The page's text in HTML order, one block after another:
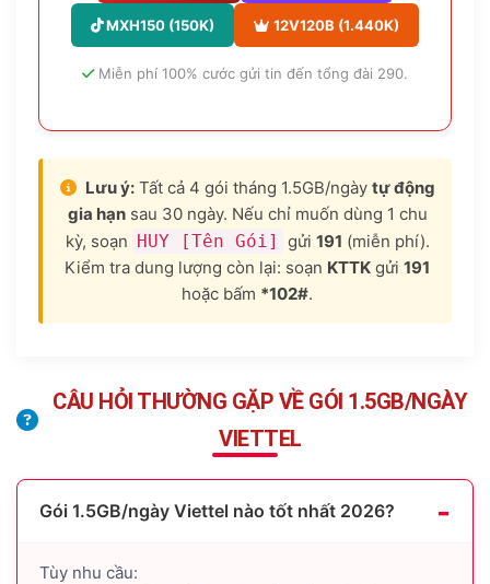
MXH150 (150K) 12V120B (1.440K)
Miễn phí 100% cước gửi tin đến tổng đài 290.
Lưu ý:Tất cả 4 gói tháng 1.5GB/ngày tự động
gia hạnsau 30 ngày. Nếu chỉ muốn dùng 1 chu
kỳ, soạn HUY [Tên Gói] gửi 191 (miễn phí).
Kiểm tra dung lượng còn lại: soạn KTTK gửi 191
hoặc bấm *102#.
CÂU HỎI THƯỜNG GẶP VỀ GÓI 1.5GB/NGÀY
VIETTEL
Gói 1.5GB/ngày Viettel nào tốt nhất 2026?
Tùy nhu cầu: